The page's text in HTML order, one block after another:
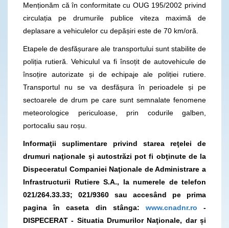
Menționăm că în conformitate cu OUG 195/2002 privind
circulația pe drumurile publice viteza maximă de
deplasare a vehiculelor cu depășiri este de 70 km/oră.
Etapele de desfășurare ale transportului sunt stabilite de
poliția rutieră. Vehiculul va fi însoțit de autovehicule de
însoțire autorizate și de echipaje ale poliției rutiere.
Transportul nu se va desfășura în perioadele și pe
sectoarele de drum pe care sunt semnalate fenomene
meteorologice periculoase, prin codurile galben,
portocaliu sau roșu.
Informaţii suplimentare privind starea reţelei de
drumuri naţionale și autostrăzi pot fi obţinute de la
Dispeceratul Companiei Naţionale de Administrare a
Infrastructurii Rutiere S.A., la numerele de telefon
021/264.33.33; 021/9360 sau accesând pe prima
pagina în caseta din stânga: www.cnadnr.ro -
DISPECERAT - Situatia Drumurilor Naţionale, dar și